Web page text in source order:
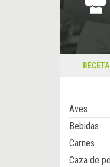
Aves
Bebidas
Carnes
Caza de